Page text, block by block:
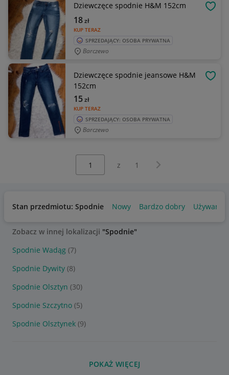
Dziewczęce spodnie H&M 152cm
KUP TERAZ
18zł
SPRZEDAJĄCY: OSOBA PRYWATNA
Barczewo
Dziewczęce spodnie jeansowe H&M
152cm
KUP TERAZ
15zł
SPRZEDAJĄCY: OSOBA PRYWATNA
Barczewo
z 1 Następna strona
Stan przedmiotu: Spodnie Nowy Bardzo dobry Używany
Zobacz w innej lokalizacji "Spodnie"
Spodnie Wadąg (7)
Spodnie Dywity (8)
Spodnie Olsztyn (30)
Spodnie Szczytno (5)
Spodnie Olsztynek (9)
POKAŻ WIĘCEJ